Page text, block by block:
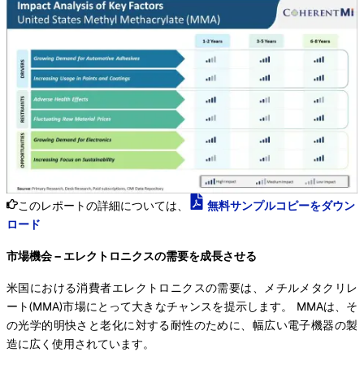
このレポートの詳細については、
無料サンプルコピーをダウン
ロード
市場機会 – エレクトロニクスの需要を成長させる
米国における消費者エレクトロニクスの需要は、メチルメタクリレ
ート(MMA)市場にとって大きなチャンスを提示します。 MMAは、そ
の光学的明快さと老化に対する耐性のために、幅広い電子機器の製
造に広く使用されています。